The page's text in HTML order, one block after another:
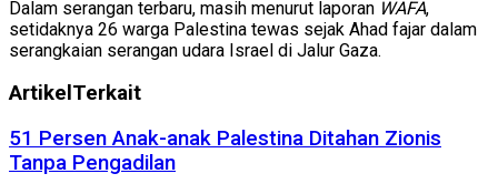
Dalam serangan terbaru, masih menurut laporan WAFA,
setidaknya 26 warga Palestina tewas sejak Ahad fajar dalam
serangkaian serangan udara Israel di Jalur Gaza.
Artikel Terkait
51 Persen Anak-anak Palestina Ditahan Zionis
Tanpa Pengadilan